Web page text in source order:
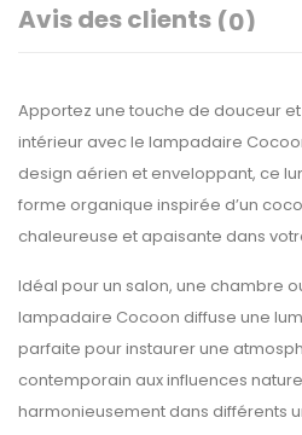
Avis des clients (0)
Apportez une touche de douceur
intérieur avec le lampadaire
design aérien et enveloppant, ce
forme organique inspirée d’un
chaleureuse et apaisante dans
Idéal pour un salon, une chambre
lampadaire Cocoon diffuse une
parfaite pour instaurer une
contemporain aux influences
harmonieusement dans différents